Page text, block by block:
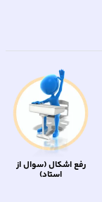
رفع اشکال (سوال از
استاد)